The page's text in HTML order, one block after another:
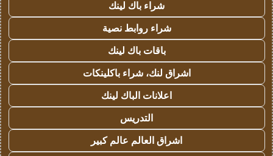
شراء باك لينك
شراء روابط نصية
باقات باك لينك
اشراق لنك، شراء باكلينكات
اعلانات الباك لينك
التدريس
اشراق العالم عالم كبير